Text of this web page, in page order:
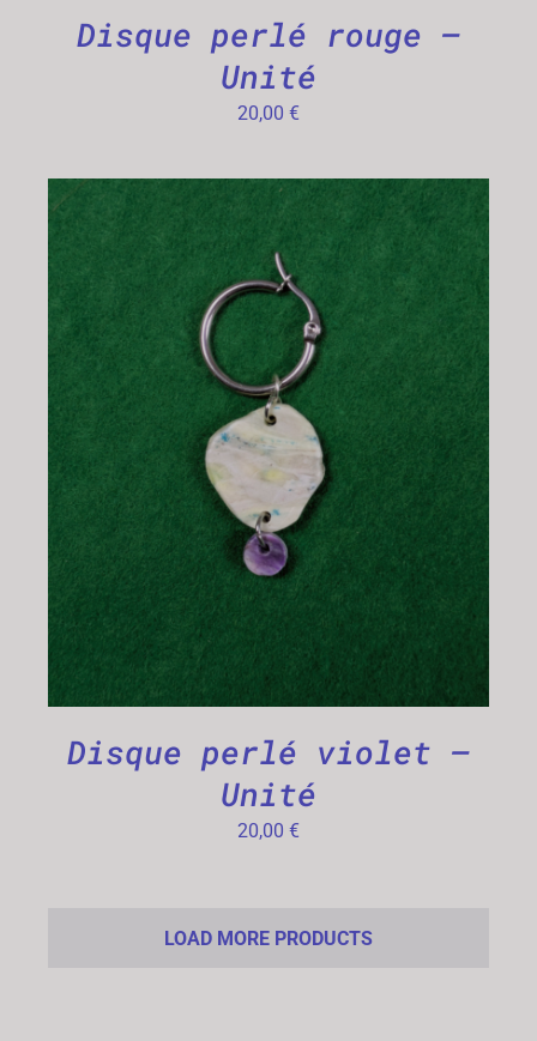
Disque perlé rouge –
Unité
20,00 €
CHOIX DES OPTIONS
DÉTAILS
Disque perlé violet –
Unité
20,00 €
LOAD MORE PRODUCTS